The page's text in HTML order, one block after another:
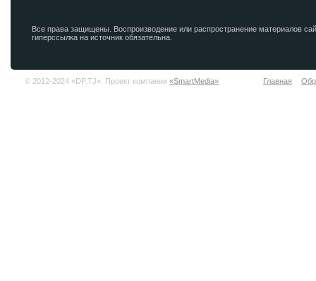
Все права защищены. Воспроизводение или распространение материалов
гиперссылка на источник обязательна.
© 2012-2024 «DP.TJ». Проект компании «SmartMedia» Главная